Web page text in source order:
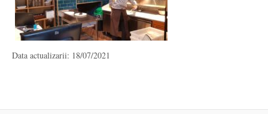
Data actualizarii: 18/07/2021